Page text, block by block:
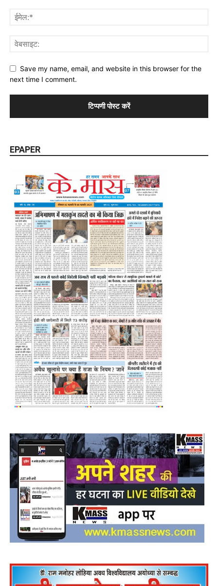
Save my name, email, and website in this browser for the
next time I comment.
EPAPER